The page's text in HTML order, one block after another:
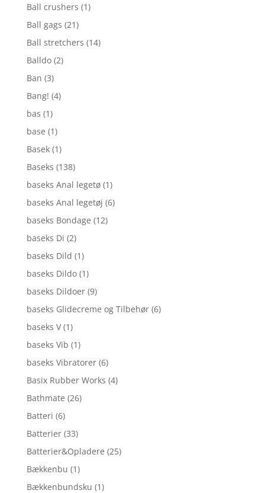
Ball crushers (1)
Ball gags (21)
Ball stretchers (14)
Balldo (2)
Ban (3)
Bang! (4)
bas (1)
base (1)
Basek (1)
Baseks (138)
baseks Anal legetø (1)
baseks Anal legetøj (6)
baseks Bondage (12)
baseks Di (2)
baseks Dild (1)
baseks Dildo (1)
baseks Dildoer (9)
baseks Glidecreme og Tilbehør (6)
baseks V (1)
baseks Vib (1)
baseks Vibratorer (6)
Basix Rubber Works (4)
Bathmate (26)
Batteri (6)
Batterier (33)
Batterier&Opladere (25)
Bækkenbu (1)
Bækkenbundsku (1)